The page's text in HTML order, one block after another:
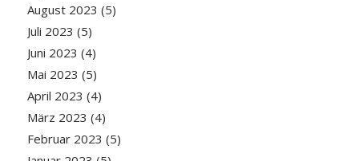
August 2023 (5)
Juli 2023 (5)
Juni 2023 (4)
Mai 2023 (5)
April 2023 (4)
März 2023 (4)
Februar 2023 (5)